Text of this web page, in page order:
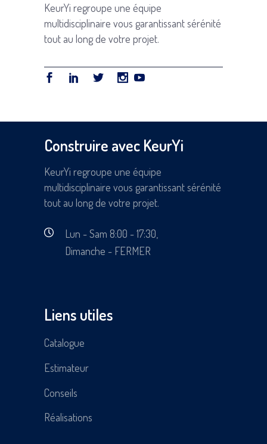
KeurYi regroupe une équipe
multidisciplinaire vous garantissant sérénité
tout au long de votre projet.
Construire avec KeurYi
KeurYi regroupe une équipe
multidisciplinaire vous garantissant sérénité
tout au long de votre projet.
Lun - Sam 8:00 - 17:30,
Dimanche - FERMER
Liens utiles
Catalogue
Estimateur
Conseils
Réalisations